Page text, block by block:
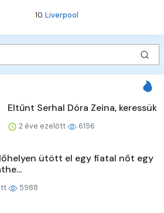
10.Liverpool
Eltűnt Serhal Dóra Zeina, keressük
2 éve ezelőtt 6196
ütött el egy fiatal nőt egy
5988